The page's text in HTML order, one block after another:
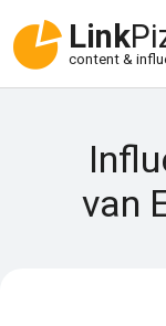
Link
content &
van